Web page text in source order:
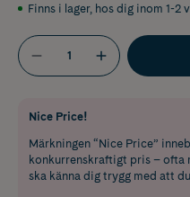
Finns i lager, hos dig inom 1-2
Nice Price!
Märkningen “Nice Price”
konkurrenskraftigt pris – ofta
ska känna dig trygg med att